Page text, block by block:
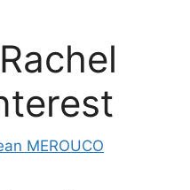
MEROUCO